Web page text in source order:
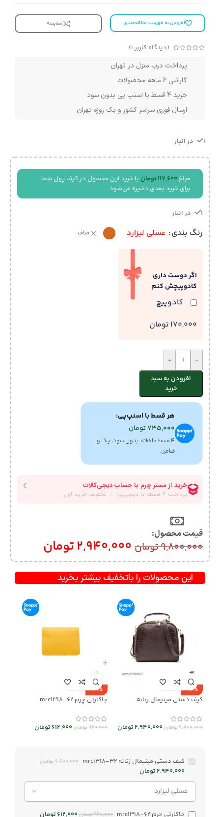
افزودن به فهرست علاقه‌مندی مقایسه
(دیدگاه کاربر 1
)
پرداخت درب منزل در تهران
گارانتی 6 ماهه محصولات
خرید 4 قسط با اسنپ پی بدون سود
ارسال فوری سراسر کشور و یک روزه تهران
1 در انبار
مبلغ 117,600 تومان با خرید این محصول در کیف پول شما
برای خرید بعدی ذخیره می‌شود.
1 در انبار
رنگ بندی عسلی لیزارد صاف
اگر دوست داری
کادوپیچش کنم
کادوپیچ
170,000 تومان
-
+
افزودن به سبد
خرید
هر قسط با اسنپ‌پی:
735,000تومان
۴ قسط ماهانه. بدون سود، چک و
ضامن.
قیمت محصول:​
9,800,000تومان 2,940,000تومان
این محصولات را باتخفیف بیشتر بخرید
-70%
کیف دستی مینیمال زنانه
9,800,000تومان2,940,000تومان
-36%
جاکارتی چرم mrc1318-62
960,000تومان612,000 تومان
کیف دستی مینیمال زنانه mrc1318-32 9,800,000تومان
2,940,000تومان
جاکارتی چرم mrc1318-62 960,000تومان612,000 تومان